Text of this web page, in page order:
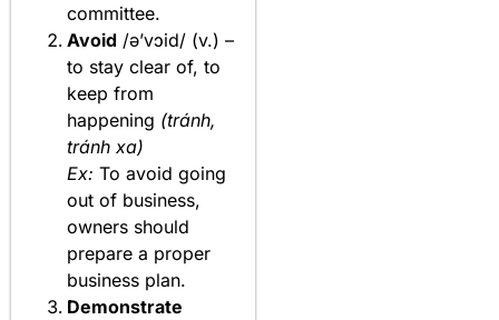
committee.
Avoid /ə’vɔid/ (v.) –
to stay clear of, to
keep from
happening (tránh,
tránh xa)
Ex: To avoid going
out of business,
owners should
prepare a proper
business plan.
Demonstrate